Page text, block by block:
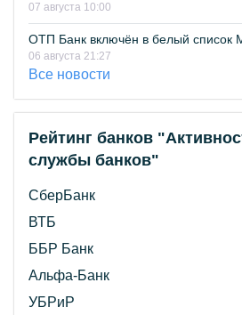
07 августа 10:00
ОТП Банк включён в белый
06 августа 21:27
Все новости
Рейтинг банков
службы банков"
СберБанк
ВТБ
ББР Банк
Альфа-Банк
УБРиР